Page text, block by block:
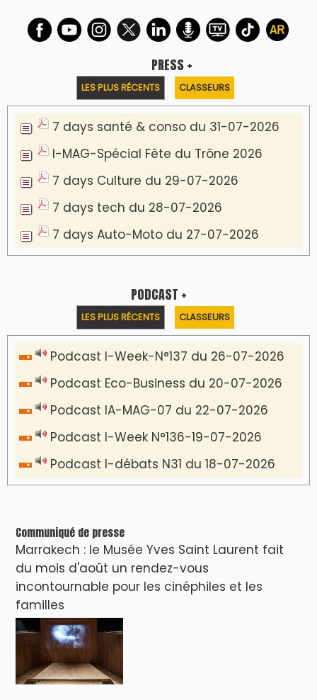
PRESS +
LES PLUS RÉCENTS CLASSEURS
7 days santé & conso du 31-07-2026
I-MAG-Spécial Fête du Trône 2026
7 days Culture du 29-07-2026
7 days tech du 28-07-2026
7 days Auto-Moto du 27-07-2026
PODCAST +
LES PLUS RÉCENTS CLASSEURS
Podcast I-Week-N°137 du 26-07-2026
Podcast Eco-Business du 20-07-2026
Podcast IA-MAG-07 du 22-07-2026
Podcast I-Week N°136-19-07-2026
Podcast I-débats N31 du 18-07-2026
Communiqué de presse
Marrakech : le Musée Yves Saint Laurent fait
du mois d'août un rendez-vous
incontournable pour les cinéphiles et les
familles